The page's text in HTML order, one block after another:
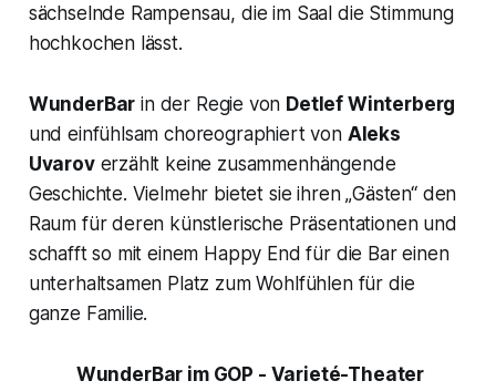
sächselnde Rampensau, die im Saal die Stimmung
hochkochen lässt.
WunderBar in der Regie von Detlef Winterberg
und einfühlsam choreographiert von Aleks
Uvaroverzählt keine zusammenhängende
Geschichte. Vielmehr bietet sie ihren „Gästen“ den
Raum für deren künstlerische Präsentationen und
schafft so mit einem Happy End für die Bar einen
unterhaltsamen Platz zum Wohlfühlen für die
ganze Familie.
WunderBar im GOP - Varieté-Theater